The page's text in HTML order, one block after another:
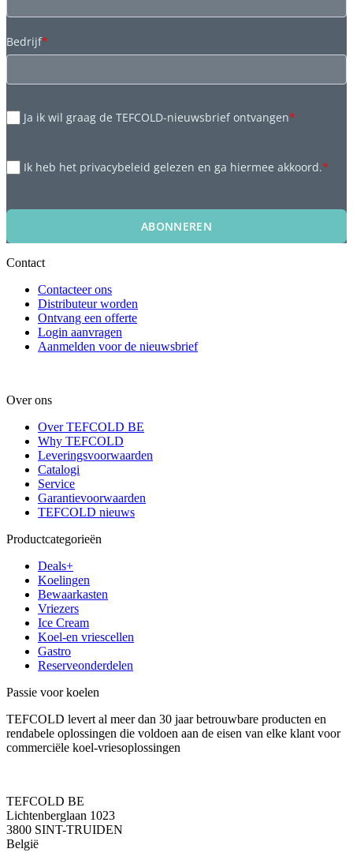
Bedrijf*
Ja ik wil graag de TEFCOLD-nieuwsbrief ontvangen*
Ik heb het privacybeleid gelezen en ga hiermee akkoord.*
ABONNEREN
Contact
Contacteer ons
Distributeur worden
Ontvang een offerte
Login aanvragen
Aanmelden voor de nieuwsbrief
Over ons
Over TEFCOLD BE
Why TEFCOLD
Leveringsvoorwaarden
Catalogi
Service
Garantievoorwaarden
TEFCOLD nieuws
Productcategorieën
Deals+
Koelingen
Bewaarkasten
Vriezers
Ice Cream
Koel-en vriescellen
Gastro
Reserveonderdelen
Passie voor koelen
TEFCOLD levert al meer dan 30 jaar betrouwbare producten en
rendabele oplossingen die voldoen aan de eisen van elke klant voor
commerciële koel-vriesoplossingen
TEFCOLD BE
Lichtenberglaan 1023
3800 SINT-TRUIDEN
België